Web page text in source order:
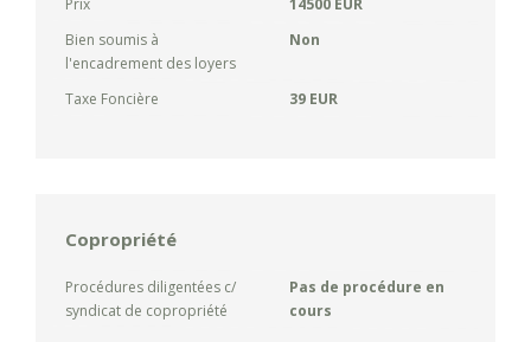
Bien soumis à
l'encadrement des loyers
Non
Taxe Foncière 39 EUR
Copropriété
Procédures diligentées c/
syndicat de copropriété
Pas de procédure en
cours